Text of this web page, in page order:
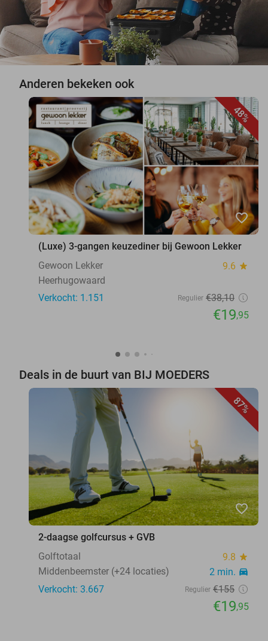
Anderen bekeken ook
48%
favorite_border
(Luxe) 3-gangen keuzediner bij Gewoon Lekker
Gewoon Lekker
9.6 star
Heerhugowaard
Verkocht: 1.151
Regulier €38,10
€19,95
Deals in de buurt van BIJ MOEDERS
87%
favorite_border
2-daagse golfcursus + GVB
Golftotaal
9.8 star
Middenbeemster (+24 locaties) 2 min. directions_car
Verkocht: 3.667 Regulier €155
€19,95